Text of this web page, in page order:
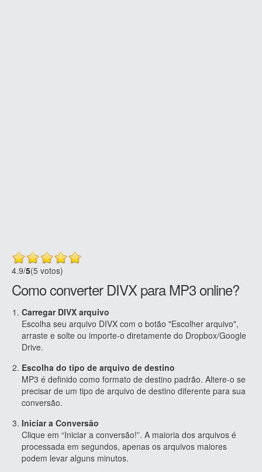
4.9/5(5 votos)
Como converter DIVX para MP3 online?
Carregar DIVX arquivo
Escolha seu arquivo DIVX com o botão "Escolher arquivo",
arraste e solte ou importe-o diretamente do Dropbox/Google
Drive.
Escolha do tipo de arquivo de destino
MP3 é definido como formato de destino padrão. Altere-o se
precisar de um tipo de arquivo de destino diferente para sua
conversão.
Iniciar a Conversão
Clique em “Iniciar a conversão!”. A maioria dos arquivos é
processada em segundos, apenas os arquivos maiores
podem levar alguns minutos.